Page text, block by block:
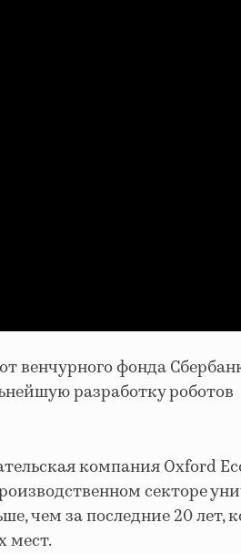
венчурного фонда
разработку роботов
компания Oxford
секторе
чем за последние 20 лет,
мест.